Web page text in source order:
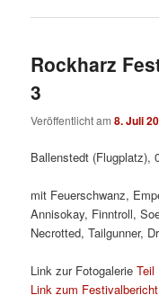
Rockharz
3
Veröffentlicht am8. Juli
Ballenstedt (Flugplatz),
mit Feuerschwanz,
Annisokay, Finntroll,
Necrotted, Tailgunner,
Link zur FotogalerieTeil
Link zum Festivalbericht